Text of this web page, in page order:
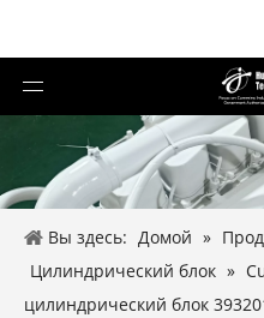
Вы здесь: Домой »
Цилиндрический блок »
цилиндрический блок